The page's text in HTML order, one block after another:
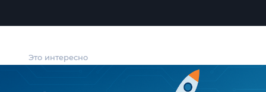
Это интересно